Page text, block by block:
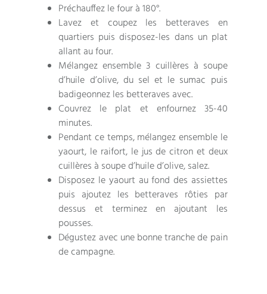
Préchauffez le four à 180°.
Lavez et coupez les betteraves en
quartiers puis disposez-les dans un plat
allant au four.
Mélangez ensemble 3 cuillères à soupe
d’huile d’olive, du sel et le sumac puis
badigeonnez les betteraves avec.
Couvrez le plat et enfournez 35-40
minutes.
Pendant ce temps, mélangez ensemble le
yaourt, le raifort, le jus de citron et deux
cuillères à soupe d’huile d’olive, salez.
Disposez le yaourt au fond des assiettes
puis ajoutez les betteraves rôties par
dessus et terminez en ajoutant les
pousses.
Dégustez avec une bonne tranche de pain
de campagne.